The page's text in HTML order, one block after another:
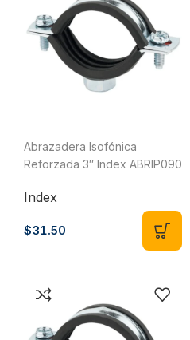
Abrazadera Isofónica
Reforzada 3″ Index ABRIP090
Index
$31.50